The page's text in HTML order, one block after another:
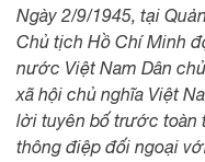
Ngày 2/9/1945, tại
Chủ tịch Hồ Chí Minh
nước Việt Nam Dân
xã hội chủ nghĩa Việt
lời tuyên bố trước toàn
thông điệp đối ngoại